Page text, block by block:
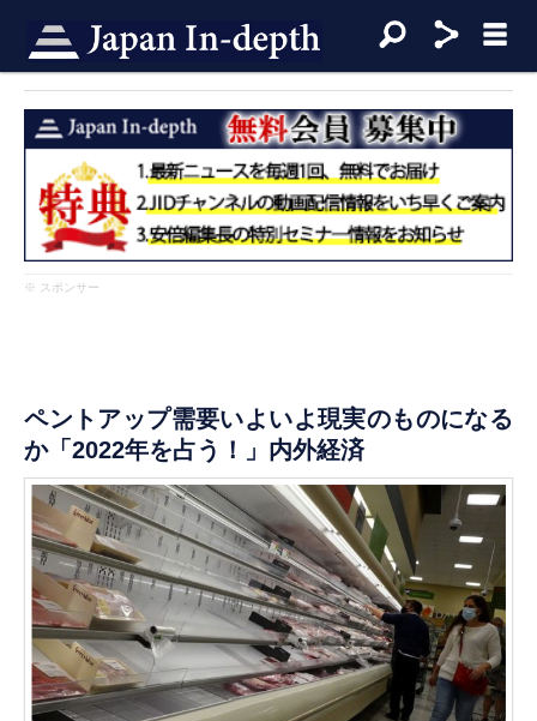
※ スポンサー
ペントアップ需要いよいよ現実のものになる
か「2022年を占う！」内外経済